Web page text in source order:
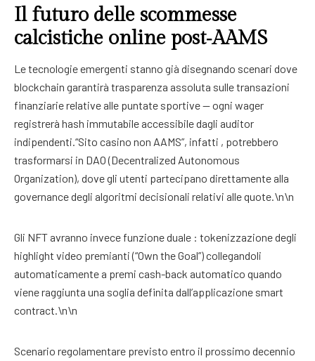
Il futuro delle scommesse
calcistiche online post‑AAMS
Le tecnologie emergenti stanno già disegnando scenari dove
blockchain garantirà trasparenza assoluta sulle transazioni
finanziarie relative alle puntate sportive — ogni wager
registrerà hash immutabile accessibile dagli auditor
indipendenti.“Sito casino non AAMS”, infatti , potrebbero
trasformarsi in DAO (Decentralized Autonomous
Organization), dove gli utenti partecipano direttamente alla
governance degli algoritmi decisionali relativi alle quote.\n\n
Gli NFT avranno invece funzione duale : tokenizzazione degli
highlight video premianti (“Own the Goal”) collegandoli
automaticamente a premi cash-back automatico quando
viene raggiunta una soglia definita dall’applicazione smart
contract.\n\n
Scenario regolamentare previsto entro il prossimo decennio